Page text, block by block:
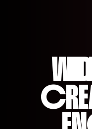
WELD
C